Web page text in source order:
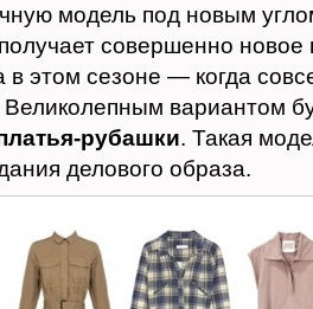
модель под новым
совершенно новое
в этом сезоне — когда
вариантом
рубашки. Такая
делового образа.